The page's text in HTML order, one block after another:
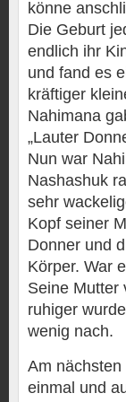
könne
Die Geburt
endlich ihr
und fand es
kräftiger
Nahimana
„Lauter
Nun war
Nashashuk
sehr
Kopf seiner
Donner und
Körper. War
Seine Mutter
ruhiger
wenig nach.
Am
einmal und